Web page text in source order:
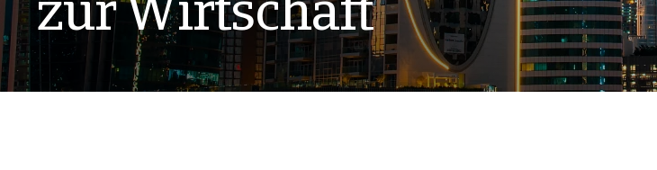
zur Wirtschaft